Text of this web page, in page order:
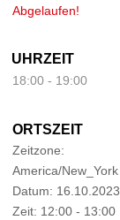
Abgelaufen!
UHRZEIT
18:00 - 19:00
ORTSZEIT
Zeitzone:
America/New_York
Datum: 16.10.2023
Zeit: 12:00 - 13:00